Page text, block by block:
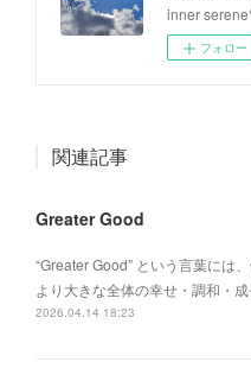
inner
フォロー
関連記事
Greater Good
“Greater Good” という言葉には、
より大きな全体の幸せ・調和・
2026.04.14 18:23